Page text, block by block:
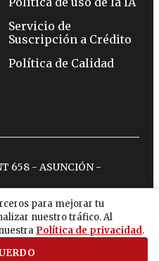
para mejorar tu
nuestro tráfico. Al
Política de privacidad.
Servicio de
Suscripción a Crédito
Política de Calidad
658 - ASUNCIÓN -
youtubespotify